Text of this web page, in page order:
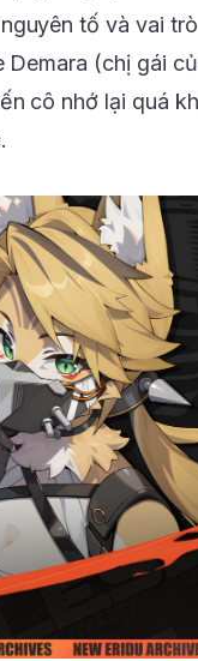
tố và vai
(chị gái
cô nhớ lại quá